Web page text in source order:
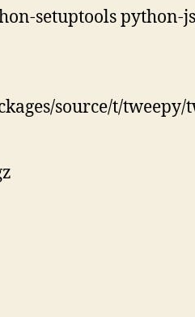
setuptools python-
source/t/tweepy/